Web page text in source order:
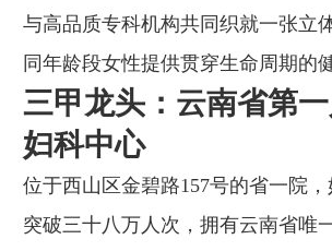
与高品质专科机构共同织就一张立
同年龄段女性提供贯穿生命周期的
三甲龙头：云南省第
妇科中心
位于西山区金碧路157号的省一院
突破三十八万人次，拥有云南省唯